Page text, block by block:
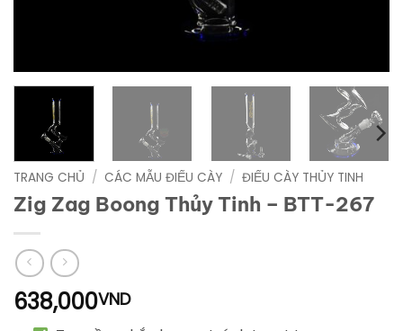
TRANG CHỦ / CÁC MẪU ĐIẾU CÀY / ĐIẾU CÀY THỦY TINH
Zig Zag Boong Thủy Tinh – BTT-267
638,000VND